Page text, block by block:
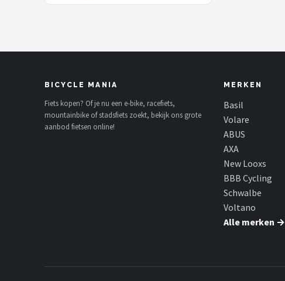
BICYCLE MANIA
Fiets kopen? Of je nu een e-bike, racefiets,
mountainbike of stadsfiets zoekt, bekijk ons grote
aanbod fietsen online!
MERKEN
Basil
Volare
ABUS
AXA
New Looxs
BBB Cycling
Schwalbe
Voltano
Alle merken →